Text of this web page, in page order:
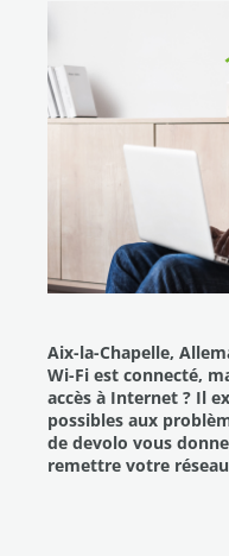
Aix-la-Chapelle,
Wi-Fi est connecté,
accès à Internet ? Il
possibles aux
de devolo vous
remettre votre